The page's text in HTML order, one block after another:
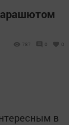
787 0 0
в